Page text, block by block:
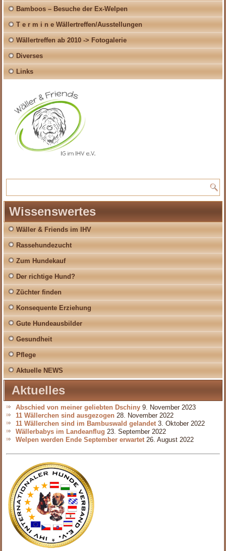
Bamboos – Besuche der Ex-Welpen
T e r m i n e Wällertreffen/Ausstellungen
Wällertreffen ab 2010 -> Fotogalerie
Diverses
Links
Wissenswertes
Wäller & Friends im IHV
Rassehundezucht
Zum Hundekauf
Der richtige Hund?
Züchter finden
Konsequente Erziehung
Gute Hundeausbilder
Gesundheit
Pflege
Aktuelle NEWS
Aktuelles
Abschied von meiner geliebten Dschiny 9. November 2023
11 Wällerchen sind ausgezogen 28. November 2022
11 Wällerchen sind im Bambuswald gelandet 3. Oktober 2022
Wällerbabys im Landeanflug 23. September 2022
Welpen werden Ende September erwartet 26. August 2022